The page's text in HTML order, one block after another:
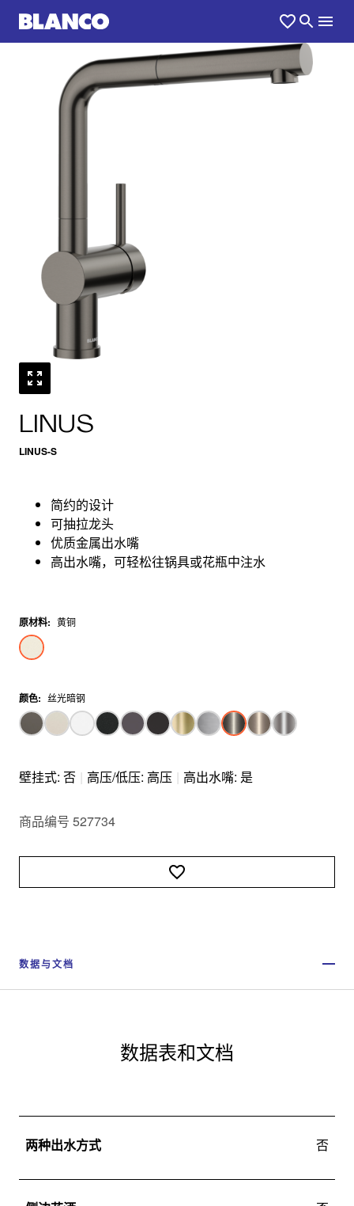
LINUS
LINUS-S
简约的设计
可抽拉龙头
优质金属出水嘴
高出水嘴，可轻松往锅具或花瓶中注水
原材料: 黄铜
颜色: 丝光暗钢
壁挂式: 否 | 高压/低压: 高压 | 高出水嘴: 是
商品编号 527734
数据与文档
数据表和文档
两种出水方式 否